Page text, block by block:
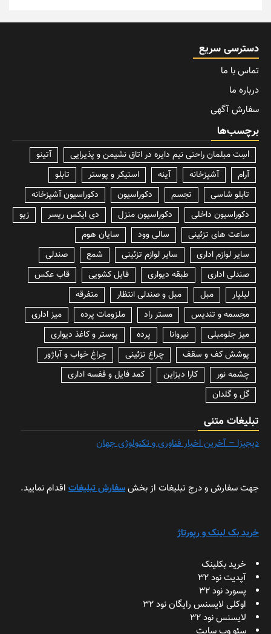
دسترسی سریع
تماس با ما
درباره ما
سفارش آگهی
برچسب‌ها
lسِت مبلمان راحتی نیم دایره در اتاق نشیمن و پذیرایی
آتینو
آرام
آشپزخانه آینه استیکر و پوستر
تابلو
تابلو شاسی
تجسم دکوراسیون
دکوراسیون آشپزخانه
دکوراسیون داخلی
دکوراسیون منزل دی ایکس ریسر
زیو
ساعت های تزئینی
سالی وود
سایان هوم
سایر لوازم اداری
سایر لوازم تزئینی شمع
صندلی
صندلی اداری
طبقه دیواری فایل کشویی
قاب عکس
لیلپار
مبل مبل و صندلی انتظار
متفرقه
مجسمه و تندیس
مستر راد ملزومات پرده
میز اداری
میز جلومبلی
نیروانا پرده
پوستر و کاغذ دیواری
پوشش کف و سقف
چراغ تزئینی
چراغ خواب و آباژور
چشمه نور
کارا دیزاین
کمد فایل و قفسه اداری
گل و گلدان
تبلیغات متنی
دیجیزا – آخرین اخبار فناوری و تکنولوژی جهان
جهت سفارش و درج تبلیغات از بخشسفارش تبلیغات اقدام نمایید.
خرید بک لینک و رپورتاژ
خرید بکلینک
آپدیت نود 32
پسورد نود 32
اوکلی لایسنس رایگان نود 32
لایسنس نود 32